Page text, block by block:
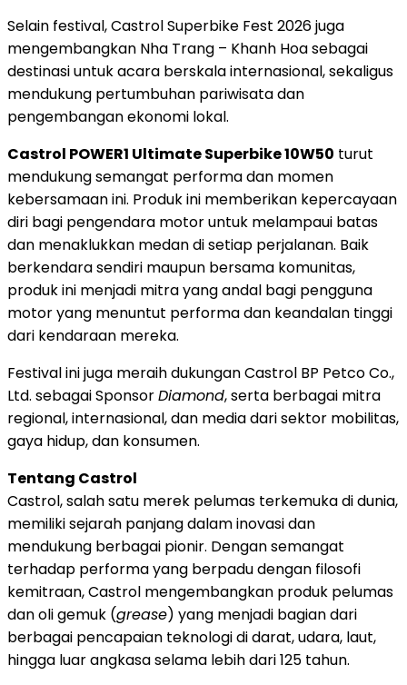
Selain festival, Castrol Superbike Fest 2026 juga
mengembangkan Nha Trang – Khanh Hoa sebagai
destinasi untuk acara berskala internasional, sekaligus
mendukung pertumbuhan pariwisata dan
pengembangan ekonomi lokal.
Castrol POWER1 Ultimate Superbike 10W50 turut
mendukung semangat performa dan momen
kebersamaan ini. Produk ini memberikan kepercayaan
diri bagi pengendara motor untuk melampaui batas
dan menaklukkan medan di setiap perjalanan. Baik
berkendara sendiri maupun bersama komunitas,
produk ini menjadi mitra yang andal bagi pengguna
motor yang menuntut performa dan keandalan tinggi
dari kendaraan mereka.
Festival ini juga meraih dukungan Castrol BP Petco Co.,
Ltd. sebagai SponsorDiamond, serta berbagai mitra
regional, internasional, dan media dari sektor mobilitas,
gaya hidup, dan konsumen.
Tentang Castrol
Castrol, salah satu merek pelumas terkemuka di dunia,
memiliki sejarah panjang dalam inovasi dan
mendukung berbagai pionir. Dengan semangat
terhadap performa yang berpadu dengan filosofi
kemitraan, Castrol mengembangkan produk pelumas
dan oli gemuk (grease) yang menjadi bagian dari
berbagai pencapaian teknologi di darat, udara, laut,
hingga luar angkasa selama lebih dari 125 tahun.